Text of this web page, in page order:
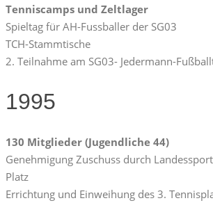
Tenniscamps und Zeltlager
Spieltag für AH-Fussballer der SG03
TCH-Stammtische
2. Teilnahme am SG03- Jedermann-
1995
130 Mitglieder (Jugendliche 44)
Genehmigung Zuschuss durch
Platz
Errichtung und Einweihung des 3.